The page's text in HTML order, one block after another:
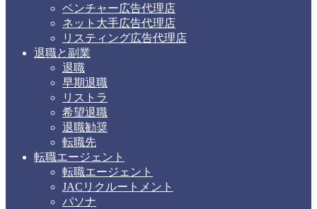
ベンチャー広告代理店
ネット大手広告代理店
リスティング広告代理店
退職と副業
退職
早期退職
リストラ
希望退職
退職勧奨
転職先
転職エージェント
転職エージェント
JACリクルートメント
パソナ